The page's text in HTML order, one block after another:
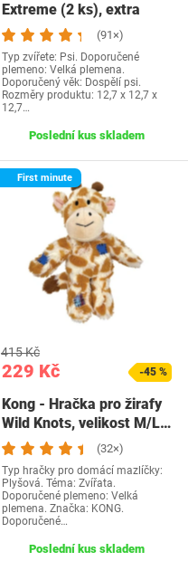
Extreme (2 ks), extra
velká, černá, XL(91×)
Typ zvířete: Psi. Doporučené
plemeno: Velká plemena.
Doporučený věk: Dospělí psi.
Rozměry produktu: 12,7 x 12,7 x
12,7…
Poslední kus skladem
First minute
229 Kč
415 Kč
-45 %
Kong - Hračka pro žirafy
Wild Knots, velikost M/L…
(32×)
Typ hračky pro domácí mazlíčky:
Plyšová. Téma: Zvířata.
Doporučené plemeno: Velká
plemena. Značka: KONG.
Doporučené…
Poslední kus skladem